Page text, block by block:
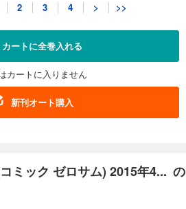
カート
試し読み
示する
する
2 3 4 > >>
カートに全巻入れる
カートに入りません
新刊オート購入
ミック ゼロサム) 2015年4... の